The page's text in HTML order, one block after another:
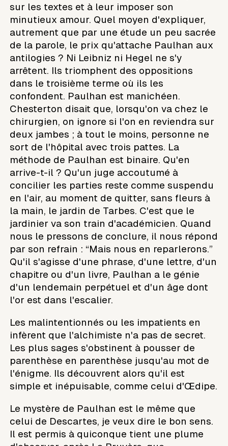
sur les textes et à leur imposer son
minutieux amour. Quel moyen d'expliquer,
autrement que par une étude un peu sacrée
de la parole, le prix qu'attache Paulhan aux
antilogies ? Ni Leibniz ni Hegel ne s'y
arrêtent. Ils triomphent des oppositions
dans le troisième terme où ils les
confondent. Paulhan est manichéen.
Chesterton disait que, lorsqu'on va chez le
chirurgien, on ignore si l'on en reviendra sur
deux jambes ; à tout le moins, personne ne
sort de l'hôpital avec trois pattes. La
méthode de Paulhan est binaire. Qu'en
arrive-t-il ? Qu'un juge accoutumé à
concilier les parties reste comme suspendu
en l'air, au moment de quitter, sans fleurs à
la main, le jardin de Tarbes. C'est que le
jardinier va son train d'académicien. Quand
nous le pressons de conclure, il nous répond
par son refrain : “Mais nous en reparlerons.”
Qu'il s'agisse d'une phrase, d'une lettre, d'un
chapitre ou d'un livre, Paulhan a le génie
d'un lendemain perpétuel et d'un âge dont
l'or est dans l'escalier.
Les malintentionnés ou les impatients en
infèrent que l'alchimiste n'a pas de secret.
Les plus sages s'obstinent à pousser de
parenthèse en parenthèse jusqu'au mot de
l'énigme. Ils découvrent alors qu'il est
simple et inépuisable, comme celui d'Œdipe.
Le mystère de Paulhan est le même que
celui de Descartes, je veux dire le bon sens.
Il est permis à quiconque tient une plume